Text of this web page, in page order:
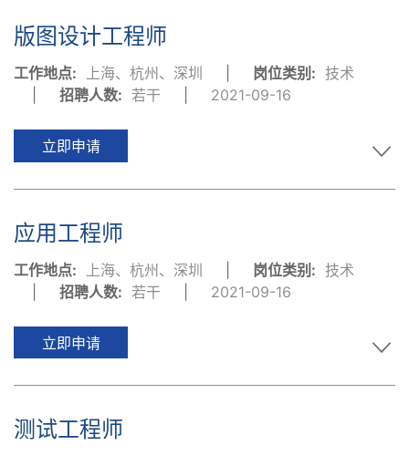
版图设计工程师
工作地点: 上海、杭州、深圳 岗位类别: 技术
招聘人数: 若干 2021-09-16
立即申请
应用工程师
工作地点: 上海、杭州、深圳 岗位类别: 技术
招聘人数: 若干 2021-09-16
立即申请
测试工程师